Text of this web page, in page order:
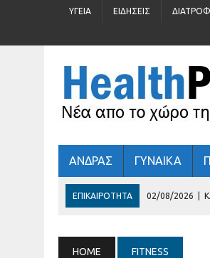
ΥΓΕΊΑ ΕΙΔΉΣΕΙΣ
ΑΝΔΡΑΣ ΓΥΝΑΙΚΑ
ΕΠΙΚΑΙΡΌΤΗΤΑ 02/08/2026
HOME FITNESS